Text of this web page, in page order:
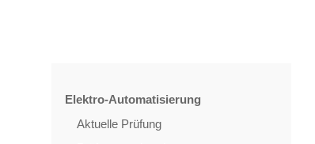
Elektro-Automatisierung
Aktuelle Prüfung